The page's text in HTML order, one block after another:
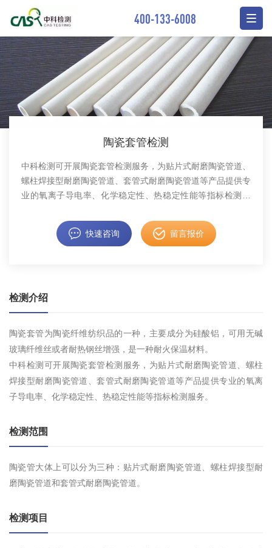
400-133-6008
陶瓷套管检测
中科检测可开展陶瓷套管检测服务，为贴片式耐磨陶瓷管道、
螺柱焊接型耐磨陶瓷管道、套管式耐磨陶瓷管道等产品提供专
业的氧离子导电率、化学稳定性、热稳定性能等指标检测服
快速咨询 留言报价
检测介绍
陶瓷套管为陶瓷纤维纺织品的一种，主要成分为硅酸铝，可用无碱
玻璃纤维丝或者耐热钢丝增强，是一种耐火保温材料。
中科检测可开展陶瓷套管检测服务，为贴片式耐磨陶瓷管道、螺柱
焊接型耐磨陶瓷管道、套管式耐磨陶瓷管道等产品提供专业的氧离
子导电率、化学稳定性、热稳定性能等指标检测服务。
检测范围
陶瓷管大体上可以分为三种：贴片式耐磨陶瓷管道、螺柱焊接型耐
磨陶瓷管道和套管式耐磨陶瓷管道。
检测项目